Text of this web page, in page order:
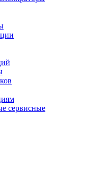
сервисные